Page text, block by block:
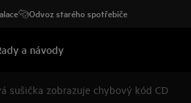
Odvoz starého spotřebiče
a návody
sušička zobrazuje chybový kód CD